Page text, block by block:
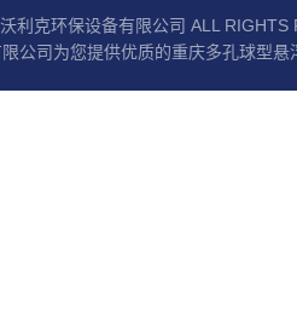
利克环保设备有限公司 ALL RIGHTS
公司为您提供优质的重庆多孔球型